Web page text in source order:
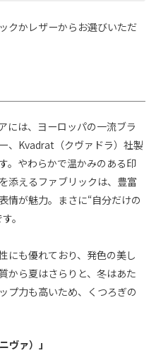
クかレザーからお選びいただ
には、ヨーロッパの一流ブラ
、Kvadrat（クヴァドラ）社製
。やわらかで温かみのある印
添えるファブリックは、豊富
情が魅力。まさに“自分だけの
。
にも優れており、発色の美し
から夏はさらりと、冬はあた
プ力も高いため、くつろぎの
ヴァ）」